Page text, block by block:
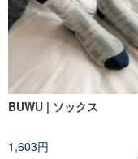
BUWU | ソックス
1,603円